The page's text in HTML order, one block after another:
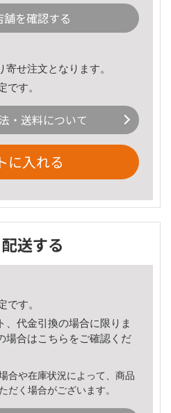
を確認する
せ注文となります。
です。
・送料について
に入れる
配送する
です。
、代金引換の場合に限りま
場合はこちら をご確認くだ
合や在庫状況によって、商品
だく場合がございます。